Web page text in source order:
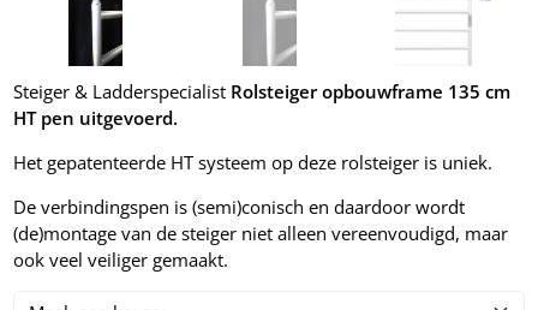
Steiger & Ladderspecialist Rolsteiger opbouwframe 135 cm
HT pen uitgevoerd.
Het gepatenteerde HT systeem op deze rolsteiger is uniek.
De verbindingspen is (semi)conisch en daardoor wordt
(de)montage van de steiger niet alleen vereenvoudigd, maar
ook veel veiliger gemaakt.